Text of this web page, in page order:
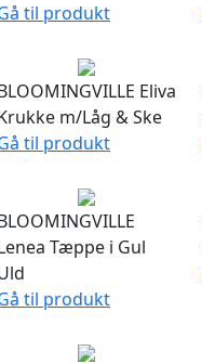
til produkt
Eliva
m/Låg & Ske
til produkt
Tæppe i Gul
til produkt